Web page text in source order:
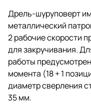
Дрель-шуруповерт
металлический
2 рабочие скорости
для закручивания.
работы
момента (18 + 1
диаметр сверления
35 мм.